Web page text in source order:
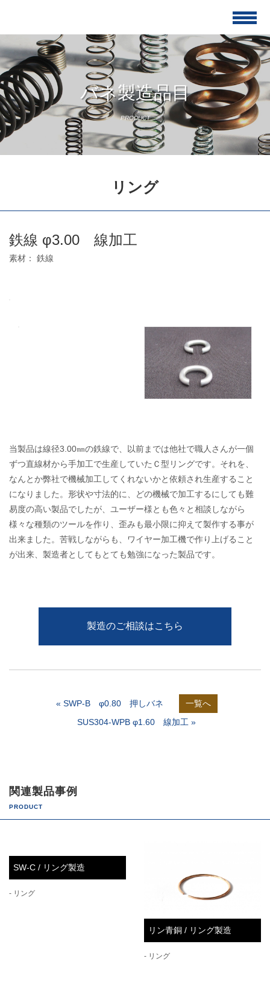
バネ製造品目
PRODUCT
リング
鉄線 φ3.00 線加工
素材： 鉄線
当製品は線径3.00㎜の鉄線で、以前までは他社で職人さんが一個
ずつ直線材から手加工で生産していたＣ型リングです。それを、
なんとか弊社で機械加工してくれないかと依頼され生産すること
になりました。形状や寸法的に、どの機械で加工するにしても難
易度の高い製品でしたが、ユーザー様とも色々と相談しながら
様々な種類のツールを作り、歪みも最小限に抑えて製作する事が
出来ました。苦戦しながらも、ワイヤー加工機で作り上げること
が出来、製造者としてもとても勉強になった製品です。
製造のご相談はこちら
« SWP-B φ0.80 押しバネ
一覧へ
SUS304-WPB φ1.60 線加工 »
関連製品事例
PRODUCT
SW-C / リング製造
- リング
リン青銅 / リング製造
- リング